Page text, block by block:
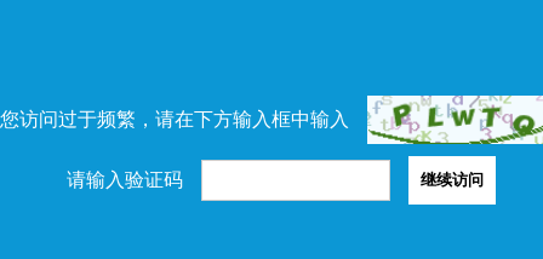
访问过于频繁，请在下方输入框中输入
请输入验证码 继续访问